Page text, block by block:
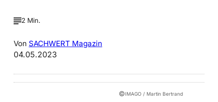
2 Min.
Von SACHWERT Magazin
04.05.2023
©IMAGO / Martin Bertrand